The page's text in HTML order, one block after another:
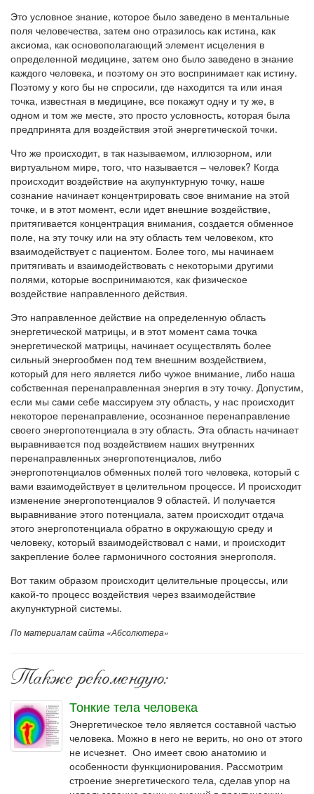
Это условное знание, которое было заведено в ментальные
поля человечества, затем оно отразилось как истина, как
аксиома, как основополагающий элемент исцеления в
определенной медицине, затем оно было заведено в знание
каждого человека, и поэтому он это воспринимает как истину.
Поэтому у кого бы не спросили, где находится та или иная
точка, известная в медицине, все покажут одну и ту же, в
одном и том же месте, это просто условность, которая была
предпринята для воздействия этой энергетической точки.
Что же происходит, в так называемом, иллюзорном, или
виртуальном мире, того, что называется – человек? Когда
происходит воздействие на акупунктурную точку, наше
сознание начинает концентрировать свое внимание на этой
точке, и в этот момент, если идет внешние воздействие,
притягивается концентрация внимания, создается обменное
поле, на эту точку или на эту область тем человеком, кто
взаимодействует с пациентом. Более того, мы начинаем
притягивать и взаимодействовать с некоторыми другими
полями, которые воспринимаются, как физическое
воздействие направленного действия.
Это направленное действие на определенную область
энергетической матрицы, и в этот момент сама точка
энергетической матрицы, начинает осуществлять более
сильный энергообмен под тем внешним воздействием,
который для него является либо чужое внимание, либо наша
собственная перенаправленная энергия в эту точку. Допустим,
если мы сами себе массируем эту область, у нас происходит
некоторое перенаправление, осознанное перенаправление
своего энергопотенциала в эту область. Эта область начинает
выравнивается под воздействием наших внутренних
перенаправленных энергопотенциалов, либо
энергопотенциалов обменных полей того человека, который с
вами взаимодействует в целительном процессе. И происходит
изменение энергопотенциалов 9 областей. И получается
выравнивание этого потенциала, затем происходит отдача
этого энергопотенциала обратно в окружающую среду и
человеку, который взаимодействовал с нами, и происходит
закрепление более гармоничного состояния энергополя.
Вот таким образом происходит целительные процессы, или
какой-то процесс воздействия через взаимодействие
акупунктурной системы.
По материалам сайта «Абсолютера»
Также рекомендую:
Тонкие тела человека
Энергетическое тело является составной частью
человека. Можно в него не верить, но оно от этого
не исчезнет. Оно имеет свою анатомию и
особенности функционирования. Рассмотрим
строение энергетического тела, сделав упор на